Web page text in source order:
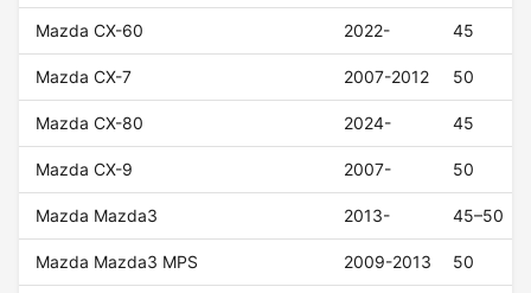
Mazda CX-60 2022- 45
Mazda CX-7 2007-2012 50
Mazda CX-80 2024- 45
Mazda CX-9 2007- 50
Mazda Mazda3 2013- 45–50
Mazda Mazda3 MPS 2009-2013 50